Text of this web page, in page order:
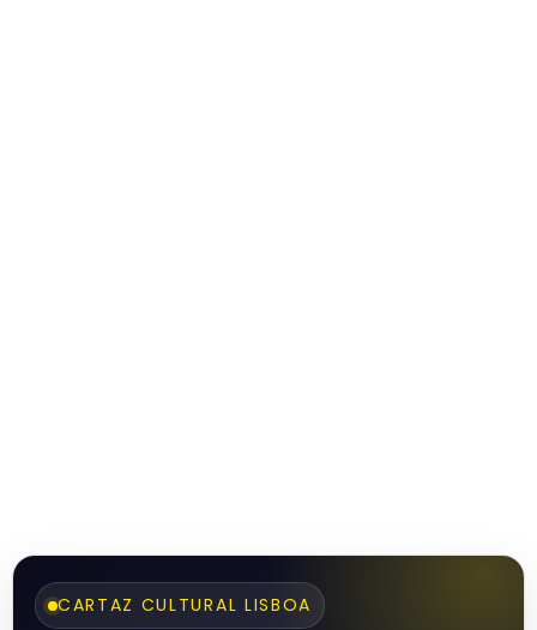
CARTAZ CULTURAL LISBOA